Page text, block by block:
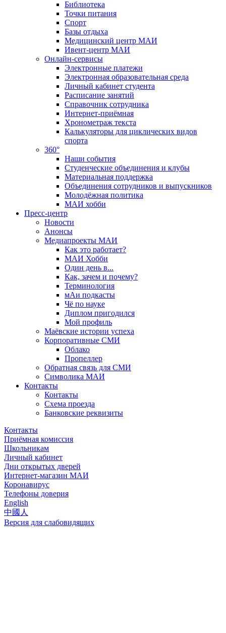
Библиотека
Точки питания
Спорт
Базы отдыха
Медицинский центр МАИ
Ивент-центр МАИ
Онлайн-сервисы
Электронные платежи
Электронная образовательная среда
Личный кабинет студента
Расписание занятий
Справочник сотрудника
Интернет-приёмная
Хронометраж текста
Калькуляторы для циклических видов
спорта
360°
Наши события
Студенческие объединения и клубы
Материальная поддержка
Объединения сотрудников и выпускников
Молодёжная политика
МАИ хобби
Пресс-центр
Новости
Анонсы
Медиапроекты МАИ
Как это работает?
МАИ Хобби
Один день в...
Как, зачем и почему?
Терминология
мАи подкасты
Чё по науке
Диплом пригодился
Мой профиль
Маёвские истории успеха
Корпоративные СМИ
Облако
Пропеллер
Обратная связь для СМИ
Символика МАИ
Контакты
Контакты
Схема проезда
Банковские реквизиты
Контакты
Приёмная комиссия
Школьникам
Личный кабинет
Дни открытых дверей
Интернет-магазин МАИ
Коронавирус
Телефоны доверия
English
中國人
Версия для слабовидящих